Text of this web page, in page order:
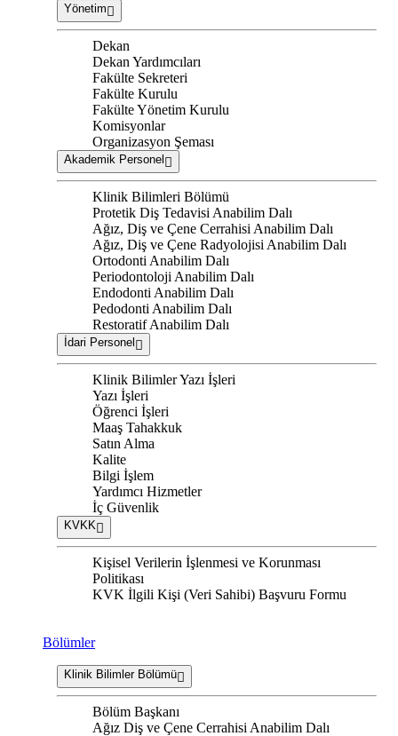
Yönetim
Dekan
Dekan Yardımcıları
Fakülte Sekreteri
Fakülte Kurulu
Fakülte Yönetim Kurulu
Komisyonlar
Organizasyon Şeması
Akademik Personel
Klinik Bilimleri Bölümü
Protetik Diş Tedavisi Anabilim Dalı
Ağız, Diş ve Çene Cerrahisi Anabilim Dalı
Ağız, Diş ve Çene Radyolojisi Anabilim Dalı
Ortodonti Anabilim Dalı
Periodontoloji Anabilim Dalı
Endodonti Anabilim Dalı
Pedodonti Anabilim Dalı
Restoratif Anabilim Dalı
İdari Personel
Klinik Bilimler Yazı İşleri
Yazı İşleri
Öğrenci İşleri
Maaş Tahakkuk
Satın Alma
Kalite
Bilgi İşlem
Yardımcı Hizmetler
İç Güvenlik
KVKK
Kişisel Verilerin İşlenmesi ve Korunması
Politikası
KVK İlgili Kişi (Veri Sahibi) Başvuru Formu
Bölümler
Klinik Bilimler Bölümü
Bölüm Başkanı
Ağız Diş ve Çene Cerrahisi Anabilim Dalı